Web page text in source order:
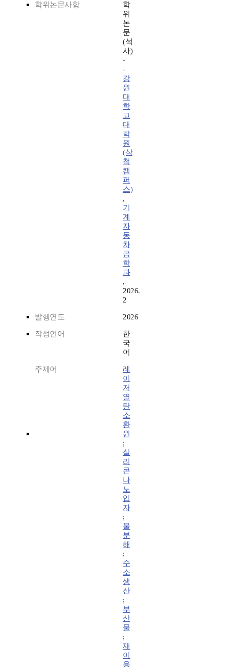
학위논문사항
학
위
논
문
(석
사)
-
-
강
원
대
학
교
대
학
원
(삼
척
캠
퍼
스)
,
기
계
자
동
차
공
학
과
,
2026.
2
발행연도 2026
작성언어
한
국
어
주제어
레
이
저
열
탄
소
환
원
;
실
리
콘
나
노
입
자
;
물
분
해
;
수
소
생
산
;
부
산
물
;
재
이
용